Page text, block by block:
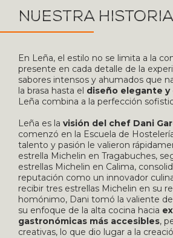
Nuestra historia
En Leña, el estilo no se limita a la
presente en cada detalle de la
sabores intensos y ahumados que
la brasa hasta el diseño elegante
Leña combina a la perfección
Leña es la visión del chef Dani
comenzó en la Escuela de
talento y pasión le valieron
estrella Michelin en Tragabuches,
estrellas Michelin en Calima,
reputación como un innovador
recibir tres estrellas Michelin en su
homónimo, Dani tomó la valiente
su enfoque de la alta cocina hacia
gastronómicas más accesibles,
creativas, lo que dio lugar a la